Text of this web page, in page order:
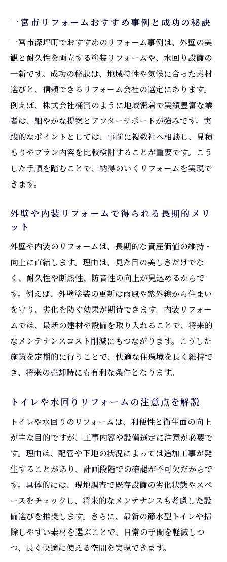
一宮市リフォームおすすめ事例と成功の秘訣
一宮市深坪町でおすすめのリフォーム事例は、外壁の美
観と耐久性を両立する塗装リフォームや、水回り設備の
一新です。成功の秘訣は、地域特性や気候に合った素材
選びと、信頼できるリフォーム会社の選定にあります。
例えば、株式会社桶寅のように地域密着で実績豊富な業
者は、細やかな提案とアフターサポートが強みです。実
践的なポイントとしては、事前に複数社へ相談し、見積
もりやプラン内容を比較検討することが重要です。こう
した手順を踏むことで、納得のいくリフォームを実現で
きます。
外壁や内装リフォームで得られる長期的メリ
ット
外壁や内装のリフォームは、長期的な資産価値の維持・
向上に直結します。理由は、見た目の美しさだけでな
く、耐久性や断熱性、防音性の向上が見込めるからで
す。例えば、外壁塗装の更新は雨風や紫外線から住まい
を守り、劣化を防ぐ効果が期待できます。内装リフォー
ムでは、最新の建材や設備を取り入れることで、将来的
なメンテナンスコスト削減にもつながります。こうした
施策を定期的に行うことで、快適な住環境を長く維持で
き、将来の売却時にも有利な条件となります。
トイレや水回りリフォームの注意点を解説
トイレや水回りのリフォームは、利便性と衛生面の向上
が主な目的ですが、工事内容や設備選定に注意が必要で
す。理由は、配管や下地の状況によっては追加工事が発
生することがあり、計画段階での確認が不可欠だからで
す。具体的には、現地調査で既存設備の劣化状態やスペ
ースをチェックし、将来的なメンテナンスも考慮した設
備選びを推奨します。さらに、最新の節水型トイレや掃
除しやすい素材を選ぶことで、日常の手間を軽減しつ
つ、長く快適に使える空間を実現できます。